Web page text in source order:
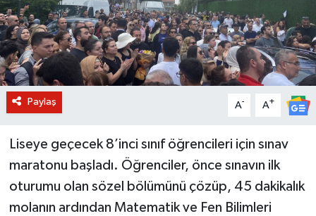
Paylaş A- A+
Liseye geçecek 8’inci sınıf öğrencileri için sınav
maratonu başladı. Öğrenciler, önce sınavın ilk
oturumu olan sözel bölümünü çözüp, 45 dakikalık
molanın ardından Matematik ve Fen Bilimleri
OTOMOBİL
KURUMSAL